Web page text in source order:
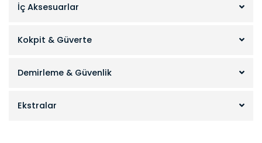
İç Aksesuarlar
Kokpit & Güverte
Demirleme & Güvenlik
Ekstralar